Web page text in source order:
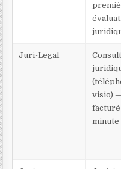
Juri-Legal
visio)
facturé
minute